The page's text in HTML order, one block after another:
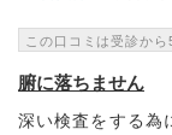
この口コミは受診か
腑に落ちません
深い検査をする為